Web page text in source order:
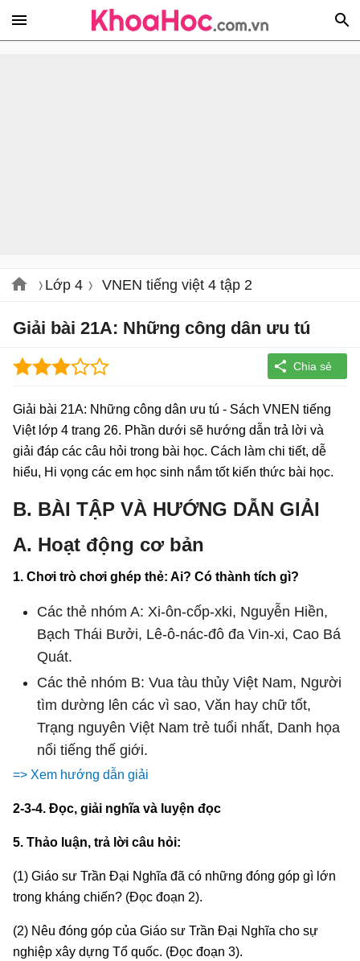
Lớp 4 VNEN tiếng việt 4 tập 2
Giải bài 21A: Những công dân ưu tú
Giải bài 21A: Những công dân ưu tú - Sách VNEN tiếng
Việt lớp 4 trang 26. Phần dưới sẽ hướng dẫn trả lời và
giải đáp các câu hỏi trong bài học. Cách làm chi tiết, dễ
hiểu, Hi vọng các em học sinh nắm tốt kiến thức bài học.
B. BÀI TẬP VÀ HƯỚNG DẪN GIẢI
A. Hoạt động cơ bản
1. Chơi trò chơi ghép thẻ: Ai? Có thành tích gì?
Các thẻ nhóm A: Xi-ôn-cốp-xki, Nguyễn Hiền,
Bạch Thái Bưởi, Lê-ô-nác-đô đa Vin-xi, Cao Bá
Quát.
Các thẻ nhóm B: Vua tàu thủy Việt Nam, Người
tìm dường lên các vì sao, Văn hay chữ tốt,
Trạng nguyên Việt Nam trẻ tuổi nhất, Danh họa
nổi tiếng thế giới.
=> Xem hướng dẫn giải
2-3-4. Đọc, giải nghĩa và luyện đọc
5. Thảo luận, trả lời câu hỏi:
(1) Giáo sư Trần Đại Nghĩa đã có những đóng góp gì lớn
trong kháng chiến? (Đọc đoạn 2).
(2) Nêu đóng góp của Giáo sư Trần Đại Nghĩa cho sự
nghiệp xây dựng Tổ quốc. (Đọc đoạn 3).